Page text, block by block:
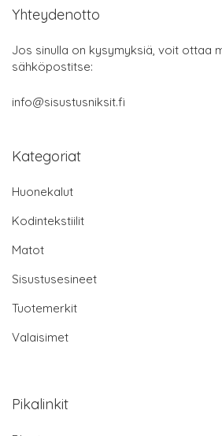
Yhteydenotto
Jos sinulla on kysymyksiä, voit ottaa
sähköpostitse:
info@sisustusniksit.fi
Kategoriat
Huonekalut
Kodintekstiilit
Matot
Sisustusesineet
Tuotemerkit
Valaisimet
Pikalinkit